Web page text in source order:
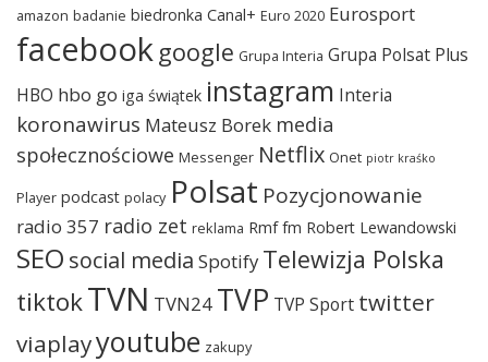
amazon badanie biedronka Canal+ Euro 2020 Eurosport
facebook google Grupa Interia Grupa Polsat Plus
HBO hbo go iga świątek instagram Interia
koronawirus Mateusz Borek media
społecznościowe Messenger Netflix Onet piotr kraśko
Player podcast polacy Polsat Pozycjonowanie
radio 357 radio zet reklama Rmf fm Robert Lewandowski
SEO social media Spotify Telewizja Polska
tiktokTVN TVN24 TVP TVP Sport twitter
viaplayyoutube zakupy